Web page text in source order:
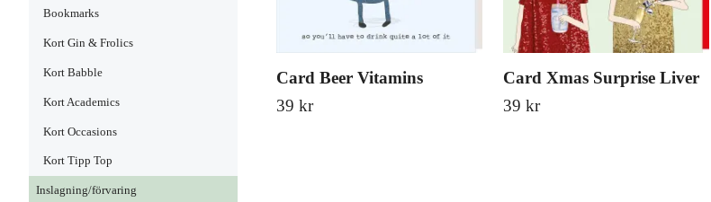
Bookmarks
Kort Gin & Frolics
Kort Babble
Kort Academics
Kort Occasions
Kort Tipp Top
Inslagning/förvaring
Card Beer Vitamins
39 kr
Card Xmas Surprise Liver
39 kr